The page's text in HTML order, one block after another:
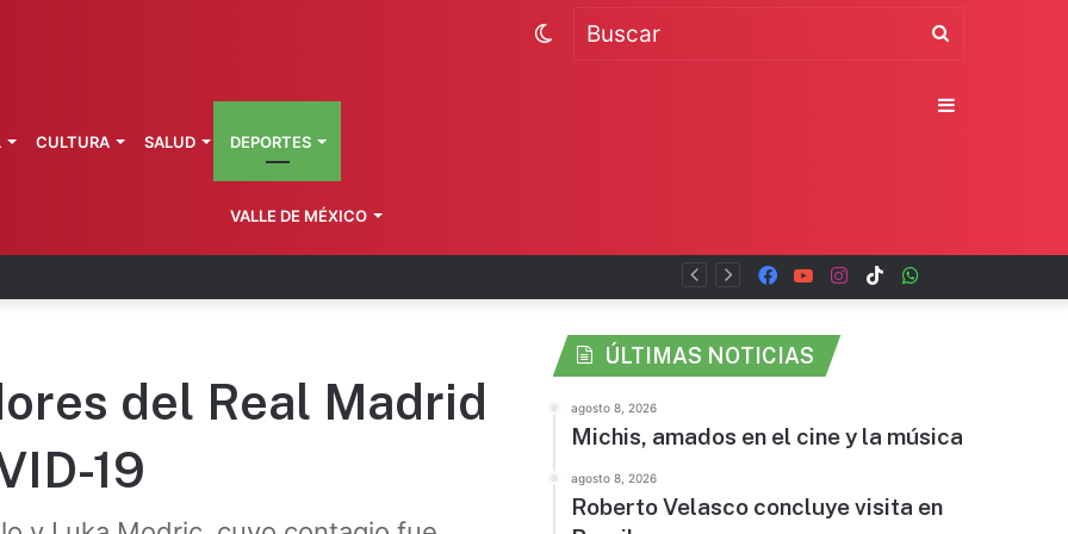
Morelos investiga explosión de pipa TikTok
Instagram
YouTube
Facebook
CULTURA SALUD DEPORTES
VALLE DE MÉXICO
Buscar
Switch
Sidebar
del Real Madrid
19
ÚLTIMAS NOTICIAS
agosto 8, 2026
Michis, amados en el cine y la música
agosto 8, 2026
Roberto Velasco concluye visita en